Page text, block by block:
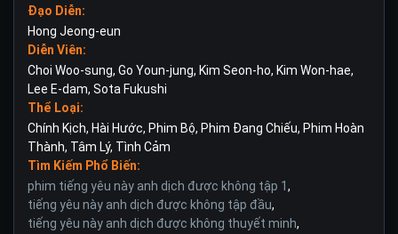
Đạo Diễn:
Hong Jeong-eun
Diễn Viên:
Choi Woo-sung, Go Youn-jung, Kim Seon-ho, Kim Won-hae,
Lee E-dam, Sota Fukushi
Thể Loại:
Chính Kịch, Hài Hước, Phim Bộ, Phim Đang Chiếu, Phim Hoàn
Thành, Tâm Lý, Tình Cảm
Tìm Kiếm Phổ Biến:
phim tiếng yêu này anh dịch được không tập 1 ,
tiếng yêu này anh dịch được không tập đầu,
tiếng yêu này anh dịch được không thuyết minh,